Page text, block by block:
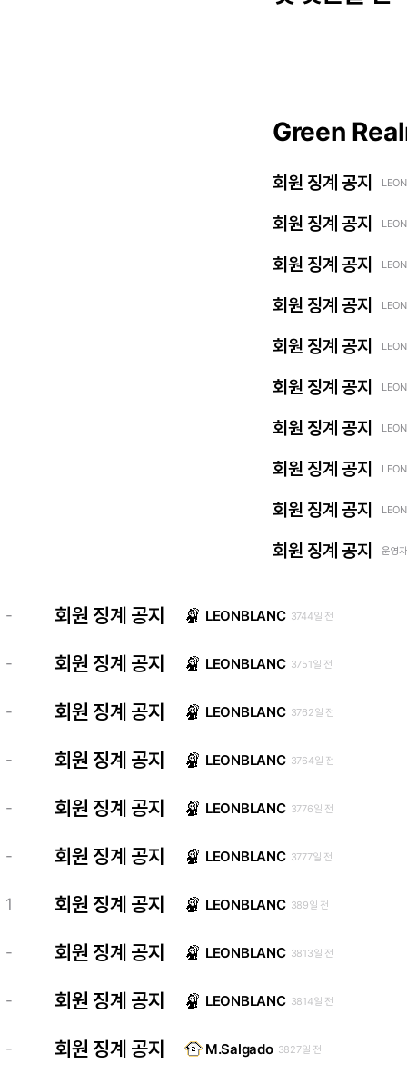
Green
회원 징계 공지
회원 징계 공지
회원 징계 공지
회원 징계 공지
회원 징계 공지
회원 징계 공지
회원 징계 공지
회원 징계 공지
회원 징계 공지
회원 징계 공지 운영
- 회원 징계 공지 LEONBLANC 3744일 전
- 회원 징계 공지 LEONBLANC 3751일 전
- 회원 징계 공지 LEONBLANC 3762일 전
- 회원 징계 공지 LEONBLANC 3764일 전
- 회원 징계 공지 LEONBLANC 3776일 전
- 회원 징계 공지 LEONBLANC 3777일 전
1 회원 징계 공지 LEONBLANC 389일 전
- 회원 징계 공지 LEONBLANC 3813일 전
- 회원 징계 공지 LEONBLANC 3814일 전
- 회원 징계 공지 M.Salgado 3827일 전